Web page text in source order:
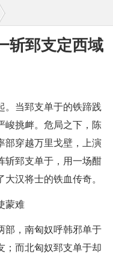
域
斩郅支定西域
当郅支单于的铁蹄践
峻挑衅。危局之下，陈
部穿越万里戈壁，上演
斩郅支单于，用一场酣
汉将士的铁血传奇。
蒙难
，南匈奴呼韩邪单于
；而北匈奴郅支单于却